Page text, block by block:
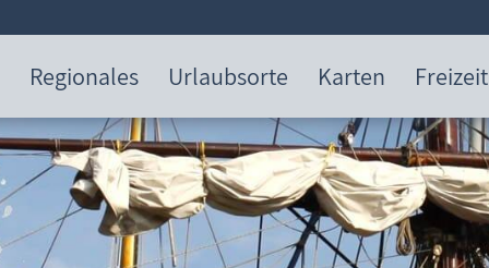
Regionales Urlaubsorte Karten Freizeit